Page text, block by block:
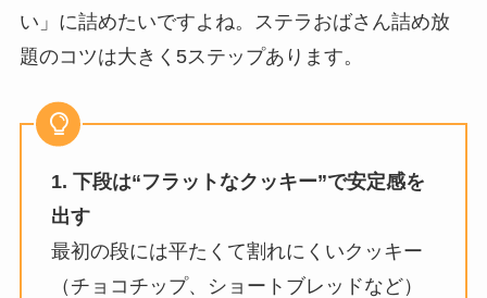
い」に詰めたいですよね。ステラおばさん詰め放
題のコツは大きく5ステップあります。
1. 下段は“フラットなクッキー”で安定感を
出す
最初の段には平たくて割れにくいクッキー
（チョコチップ、ショートブレッドなど）